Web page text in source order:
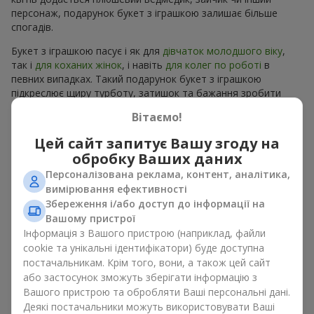
персонаж, подарунок букет з іграшкою залишає більше
спогадів.
Букет з іграшкою пасує і як для дівчаток молодшого віку,
так і для коханих жінок, і навіть для колег по роботі в
певних випадках. Такий подарунок букет з іграшкою
підкреслює щиру турботу, затишок та бажання зробити
людині приємно. На
пропозиції на будь-який смак та бюджет, щоб зробити
подарунок в м. Брюховичі незабутнім.
Як м’яка іграшка підкреслює
емоції разом із квітами
Букет з іграшкою — універсальне і завжди влучне рішення.
Таке поєднання подвоює емоції та дає можливість
оновлювати їх в пам’яті, кожен раз, коли плюшевий
приятель потрапляє у поле зору Разом букет з іграшкою
працюють ідеально. Квіти та іграшка створюють баланс між
красою і ніжністю, а ще залишають приємний подарунок на
довгі роки.
Вітаємо!
Цей сайт запитує Вашу згоду на
обробку Ваших даних
Персоналізована реклама, контент, аналітика,
вимірювання ефективності
Збереження і/або доступ до інформації на
Вашому пристрої
Інформація з Вашого пристрою (наприклад, файли
cookie та унікальні ідентифікатори) буде доступна
постачальникам. Крім того, вони, а також цей сайт
або застосунок зможуть зберігати інформацію з
Вашого пристрою та обробляти Ваші персональні дані.
Деякі постачальники можуть використовувати Ваші